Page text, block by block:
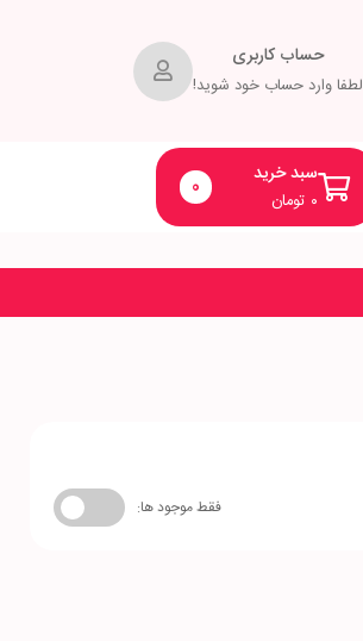
حساب کاربری
لطفا وارد حساب خود شوید!
سبد خرید
تومان ۰ 0
فقط موجود ها: